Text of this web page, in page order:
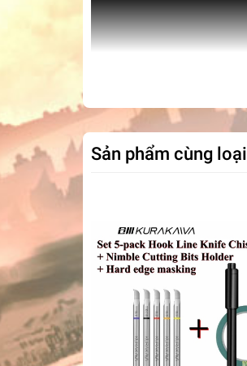
Sản phẩm cùng loại